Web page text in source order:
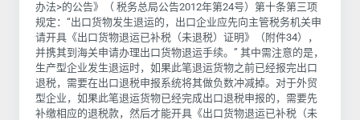
办法>的公告》（ 税务总局公告2012年第24号）第十条第三项
规定：“出口货物发生退运的，出口企业应先向主管税务机关申
请开具《出口货物退运已补税（未退税）证明》（附件34），
并携其到海关申请办理出口货物退运手续。” 其中需注意的是，
生产型企业发生退运时，如果此笔退运货物之前已经报完出口
退税，需要在出口退税申报系统将其做负数冲减掉。对于外贸
型企业，如果此笔退运货物已经完成出口退税申报的，需要先
补缴相应的退税款，然后才能开具《出口货物退运已补税（未